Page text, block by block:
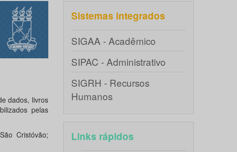
dados, livros
pelas
Cristóvão;
Sistemas integrados
SIGAA - Acadêmico
SIPAC - Administrativo
SIGRH - Recursos
Humanos
Links rápidos